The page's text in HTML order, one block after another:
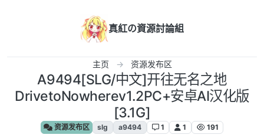
真紅の資源討論組
主页 资源发布区
A9494[SLG/中文]开往无名之地
DrivetoNowherev1.2PC+安卓AI汉化版
[3.1G]
资源发布区 slg a9494 1 1 191